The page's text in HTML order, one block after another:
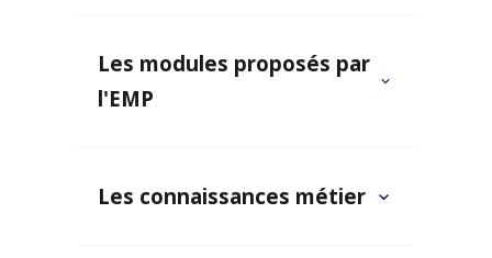
Les modules proposés par
l'EMP
Les connaissances métier